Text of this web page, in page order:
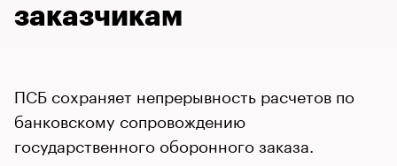
заказчикам
ПСБ сохраняет непрерывность расчетов по
банковскому сопровождению
государственного оборонного заказа.